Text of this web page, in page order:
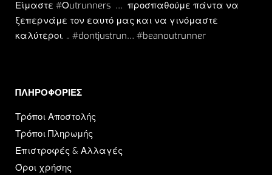
Είμαστε #Οutrunners … προσπαθούμε πάντα να
ξεπερνάμε τον εαυτό μας και να γινόμαστε
καλύτεροι. .. #dontjustrun… #beanoutrunner
ΠΛΗΡΟΦΟΡΙΕΣ​
Τρόποι Αποστολής
Τρόποι Πληρωμής
Επιστροφές & Αλλαγές
Όροι χρήσης